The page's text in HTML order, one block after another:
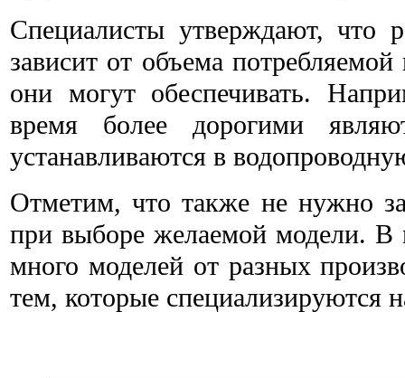
Специалисты утверждают, что
зависит от объема
они могут обеспечивать.
время более дорогими
устанавливаются в
Отметим, что также не нужно
при выборе желаемой модели. В
много моделей от разных
тем, которые специализируются